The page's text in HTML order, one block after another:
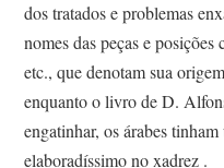
dos tratados e problemas
nomes das peças e
etc., que denotam sua
enquanto o livro de D.
engatinhar, os árabes
elaboradíssimo no xadrez .